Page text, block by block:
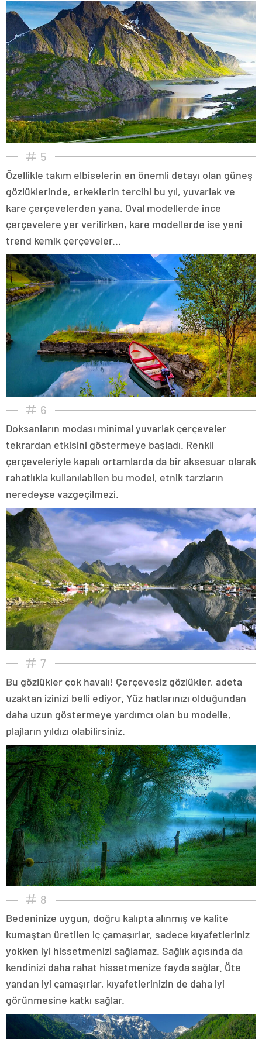
5
Özellikle takım elbiselerin en önemli detayı olan güneş
gözlüklerinde, erkeklerin tercihi bu yıl, yuvarlak ve
kare çerçevelerden yana. Oval modellerde ince
çerçevelere yer verilirken, kare modellerde ise yeni
trend kemik çerçeveler...
6
Doksanların modası minimal yuvarlak çerçeveler
tekrardan etkisini göstermeye başladı. Renkli
çerçeveleriyle kapalı ortamlarda da bir aksesuar olarak
rahatlıkla kullanılabilen bu model, etnik tarzların
neredeyse vazgeçilmezi.
7
Bu gözlükler çok havalı! Çerçevesiz gözlükler, adeta
uzaktan izinizi belli ediyor. Yüz hatlarınızı olduğundan
daha uzun göstermeye yardımcı olan bu modelle,
plajların yıldızı olabilirsiniz.
8
Bedeninize uygun, doğru kalıpta alınmış ve kalite
kumaştan üretilen iç çamaşırlar, sadece kıyafetleriniz
yokken iyi hissetmenizi sağlamaz. Sağlık açısında da
kendinizi daha rahat hissetmenize fayda sağlar. Öte
yandan iyi çamaşırlar, kıyafetlerinizin de daha iyi
görünmesine katkı sağlar.